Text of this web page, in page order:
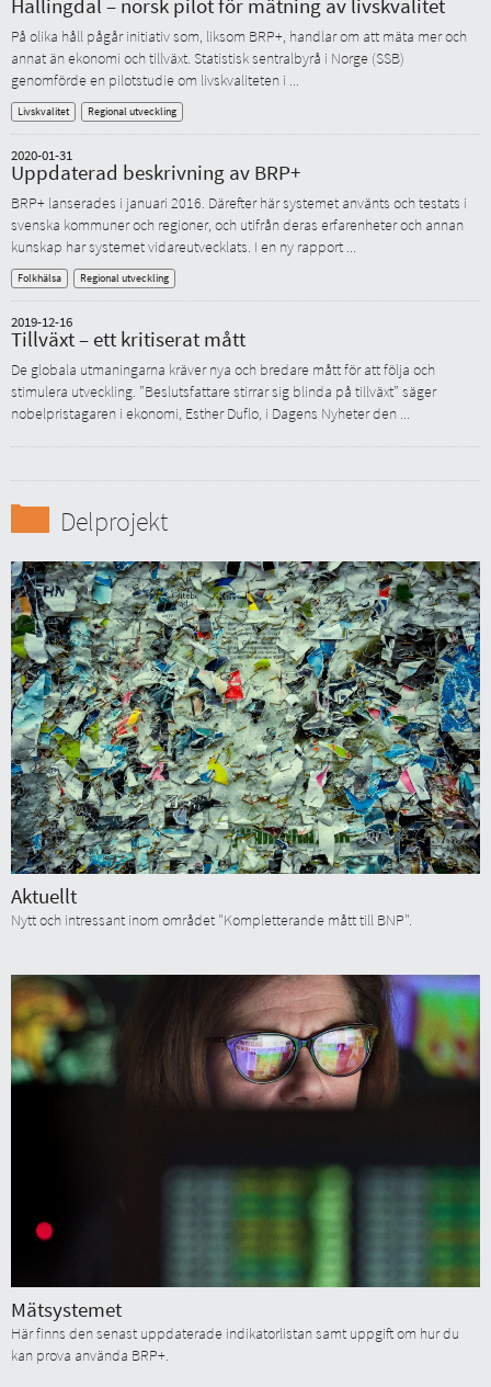
På olika håll pågår initiativ som, liksom BRP+, handlar om att mäta mer och
annat än ekonomi och tillväxt. Statistisk sentralbyrå i Norge (SSB)
genomförde en pilotstudie om livskvaliteten i ...
Livskvalitet Regional utveckling
2020-01-31
Uppdaterad beskrivning av BRP+
BRP+ lanserades i januari 2016. Därefter här systemet använts och testats i
svenska kommuner och regioner, och utifrån deras erfarenheter och annan
kunskap har systemet vidareutvecklats. I en ny rapport ...
Folkhälsa Regional utveckling
2019-12-16
Tillväxt – ett kritiserat mått
De globala utmaningarna kräver nya och bredare mått för att följa och
stimulera utveckling. ”Beslutsfattare stirrar sig blinda på tillväxt” säger
nobelpristagaren i ekonomi, Esther Duflo, i Dagens Nyheter den ...
Delprojekt
Aktuellt
Nytt och intressant inom området "Kompletterande mått till BNP".
Mätsystemet
Här finns den senast uppdaterade indikatorlistan samt uppgift om hur du
kan prova använda BRP+.